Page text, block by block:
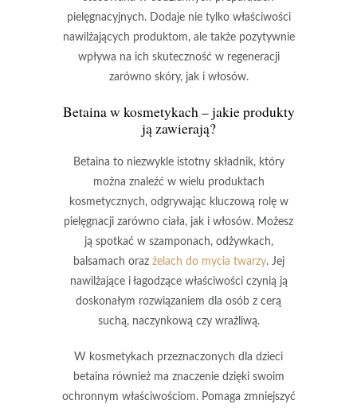
pielęgnacyjnych. Dodaje nie tylko właściwości
nawilżających produktom, ale także pozytywnie
wpływa na ich skuteczność w regeneracji
zarówno skóry, jak i włosów.
Betaina w kosmetykach – jakie produkty
ją zawierają?
Betaina to niezwykle istotny składnik, który
można znaleźć w wielu produktach
kosmetycznych, odgrywając kluczową rolę w
pielęgnacji zarówno ciała, jak i włosów. Możesz
ją spotkać w szamponach, odżywkach,
balsamach oraz żelach do mycia twarzy. Jej
nawilżającei łagodzącewłaściwości czynią ją
doskonałym rozwiązaniem dla osób z cerą
suchą, naczynkową czy wrażliwą.
W kosmetykach przeznaczonych dla dzieci
betaina również ma znaczenie dzięki swoim
ochronnym właściwościom. Pomaga zmniejszyć